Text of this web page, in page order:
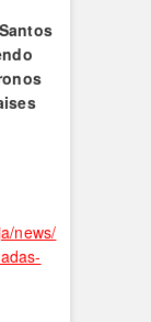
news/